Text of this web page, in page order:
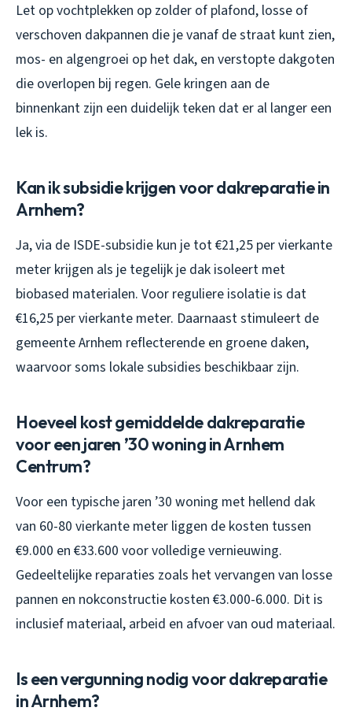
Let op vochtplekken op zolder of plafond, losse of
verschoven dakpannen die je vanaf de straat kunt zien,
mos- en algengroei op het dak, en verstopte dakgoten
die overlopen bij regen. Gele kringen aan de
binnenkant zijn een duidelijk teken dat er al langer een
lek is.
Kan ik subsidie krijgen voor dakreparatie in
Arnhem?
Ja, via de ISDE-subsidie kun je tot €21,25 per vierkante
meter krijgen als je tegelijk je dak isoleert met
biobased materialen. Voor reguliere isolatie is dat
€16,25 per vierkante meter. Daarnaast stimuleert de
gemeente Arnhem reflecterende en groene daken,
waarvoor soms lokale subsidies beschikbaar zijn.
Hoeveel kost gemiddelde dakreparatie
voor een jaren ’30 woning in Arnhem
Centrum?
Voor een typische jaren ’30 woning met hellend dak
van 60-80 vierkante meter liggen de kosten tussen
€9.000 en €33.600 voor volledige vernieuwing.
Gedeeltelijke reparaties zoals het vervangen van losse
pannen en nokconstructie kosten €3.000-6.000. Dit is
inclusief materiaal, arbeid en afvoer van oud materiaal.
Is een vergunning nodig voor dakreparatie
in Arnhem?